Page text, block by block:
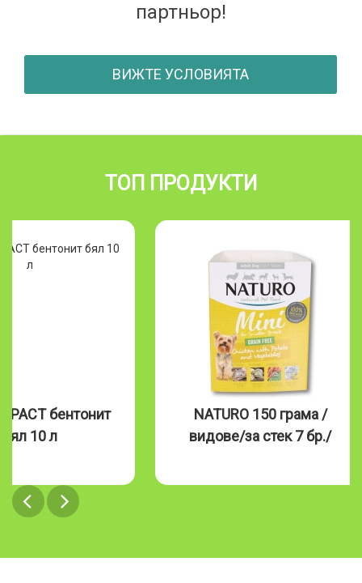
партньор!
ВИЖТЕ УСЛОВИЯТА
ТОП ПРОДУКТИ
бентонит
бял 10 л
NATURO 150 грама /
видове/за стек 7 бр./